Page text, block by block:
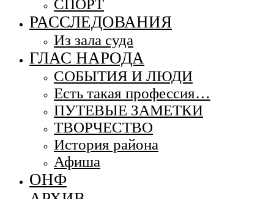
СПОРТ
РАССЛЕДОВАНИЯ
Из зала суда
ГЛАС НАРОДА
СОБЫТИЯ И ЛЮДИ
Есть такая профессия…
ПУТЕВЫЕ ЗАМЕТКИ
ТВОРЧЕСТВО
История района
Афиша
ОНФ